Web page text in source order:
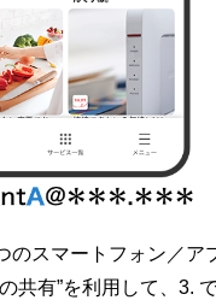
のスマートフォン／ア
共有”を利用して、3.